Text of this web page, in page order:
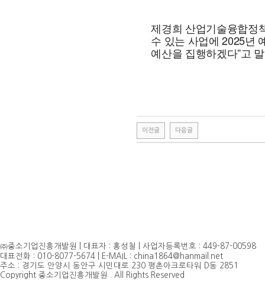
제경희 산업기술융합정
수 있는 사업에 2025년
예산을 집행하겠다”고
이전글 다음글
㈜중소기업진흥개발원 | 대표자 : 홍성철 | 사업자등록번호 : 449-87-00598
대표전화 : 010-8077-5674 | E-MAIL : china1864@hanmail.net
주소 : 경기도 안양시 동안구 시민대로 230 평촌아크로타워 D동 2851
Copyright 중소기업진흥개발원 . All Rights Reserved